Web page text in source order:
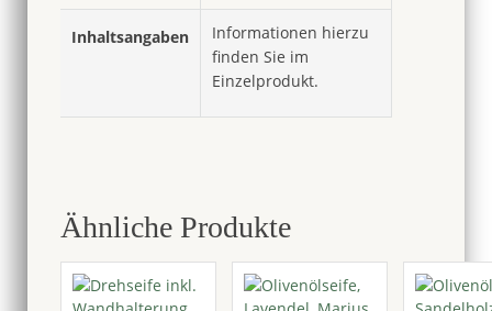
Inhaltsangaben
Informationen hierzu
finden Sie im
Einzelprodukt.
Ähnliche Produkte